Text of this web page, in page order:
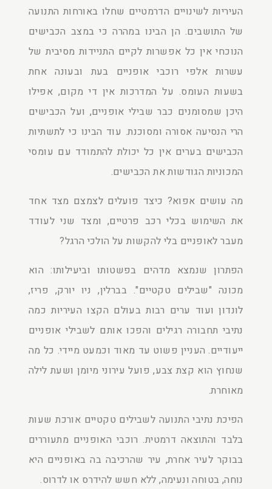
העיריות לשינויים הדרמטיים שחלו באורחות התנועה
של התושבים. הן הבינו במהרה כי במצב הכבישים
הנוכחי אין כל אפשרות לקיים התניידות מסיבית של
עשרות אלפי רוכבי אופניים בעת ובעונה אחת
בשעות העומס. על המדרכות אין די מקום, אפילו
היכן שמסומנים כבר שבילי אופניים, ועל הכבישים
הרי הנסיעה אסורה ומסוכנת. עוד הבינו כי לתשתיות
הכבישים בערים אין כל יכולת להתמודד עם עומסי
המכוניות הגודשות את הכבישים.
מה עושים אפוא? כיצד פועלים לצמצם מצד אחד
את השימוש בכלי רכב פרטיים, ומצד שני לעודד
מעבר לאופניים בלי להקשות על הולכי הרגל?
הפתרון שנמצא מדהים בפשטותו וביעילותו: הוא
מכונה "שבילים טקטיים". בברלין, ניו יורק, פריז,
לונדון ועוד ערים רבות בעולם הקצו העיריות כמה
נתיבי תחבורה רגילים והפכו אותם לשבילי אופניים
ייעודיים. העניין פשוט עד מאוד וכמעט מיידי. כל מה
שנחוץ הוא קצת צבע, פועל עירוני מיומן ושעת לילה
מאוחרת.
הפיכת נתיבי התנועה לשבילים טקטיים אורכת שעות
בלבד והתוצאה דרמטית. רוכבי האופניים מתעוררים
בבוקר לעיר אחרת, עיר שהרכיבה בה באופניים היא
נוחה, בטוחה ונעימה, ללא חשש להידרס או לדרוס.